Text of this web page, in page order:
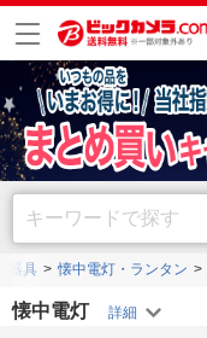
器具 懐中電灯・ランタン
懐中電灯